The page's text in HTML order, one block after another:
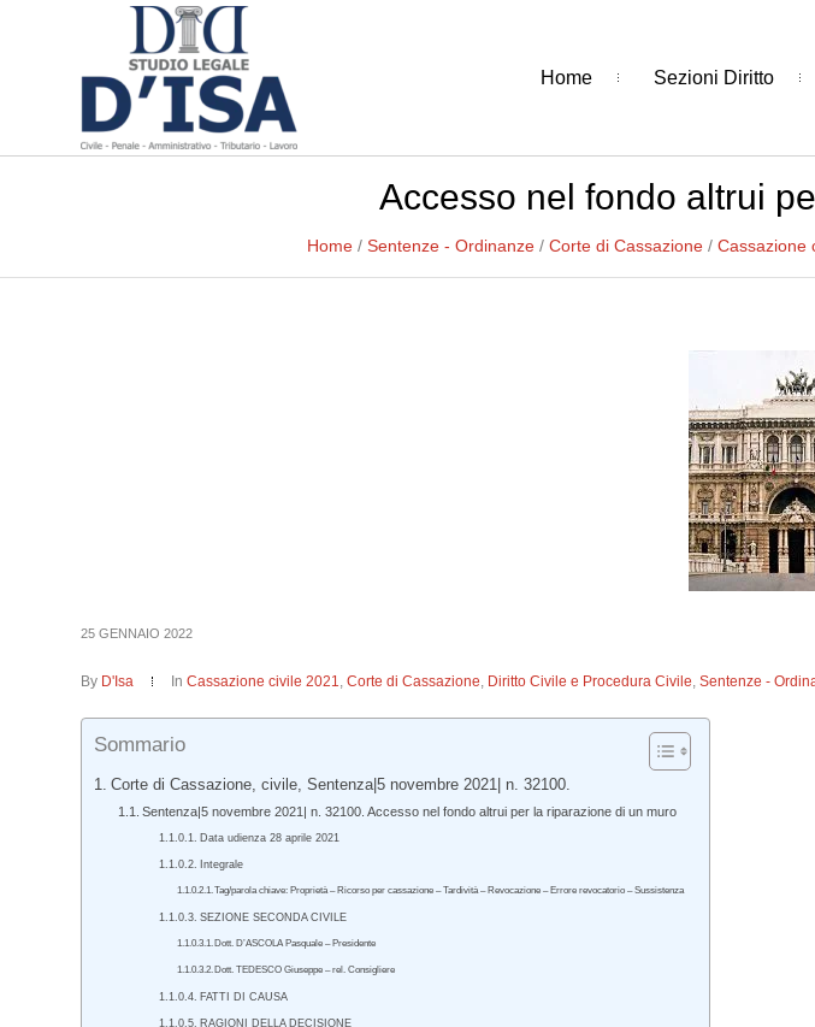
Home Sezioni Diritto
Accesso nel fondo altrui
Home / Sentenze - Ordinanze / Corte di Cassazione / Cassazione
25 GENNAIO 2022
By D'Isa InCassazione civile 2021,Corte di Cassazione, Diritto Civile e Procedura Civile,Sentenze -
Sommario
Corte di Cassazione, civile, Sentenza|5 novembre 2021| n. 32100.
Sentenza|5 novembre 2021| n. 32100. Accesso nel fondo altrui per la riparazione di un muro
Data udienza 28 aprile 2021
Integrale
Tag/parola chiave: Proprietà – Ricorso per cassazione – Tardività – Revocazione – Errore revocatorio – Sussistenza
SEZIONE SECONDA CIVILE
Dott. D’ASCOLA Pasquale – Presidente
Dott. TEDESCO Giuseppe – rel. Consigliere
FATTI DI CAUSA
RAGIONI DELLA DECISIONE